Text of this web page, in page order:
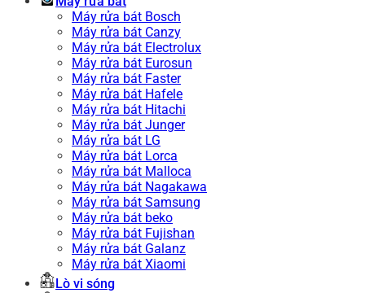
Máy rửa bát Bosch
Máy rửa bát Canzy
Máy rửa bát Electrolux
Máy rửa bát Eurosun
Máy rửa bát Faster
Máy rửa bát Hafele
Máy rửa bát Hitachi
Máy rửa bát Junger
Máy rửa bát LG
Máy rửa bát Lorca
Máy rửa bát Malloca
Máy rửa bát Nagakawa
Máy rửa bát Samsung
Máy rửa bát beko
Máy rửa bát Fujishan
Máy rửa bát Galanz
Máy rửa bát Xiaomi
Lò vi sóng